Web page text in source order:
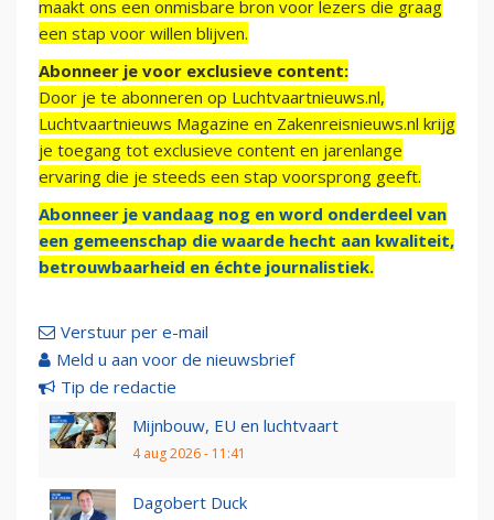
maakt ons een onmisbare bron voor lezers die graag
een stap voor willen blijven.
Abonneer je voor exclusieve content:
Door je te abonneren op Luchtvaartnieuws.nl,
Luchtvaartnieuws Magazine en Zakenreisnieuws.nl krijg
je toegang tot exclusieve content en jarenlange
ervaring die je steeds een stap voorsprong geeft.
Abonneer je vandaag nog en word onderdeel van
een gemeenschap die waarde hecht aan kwaliteit,
betrouwbaarheid en échte journalistiek.
Verstuur per e-mail
Meld u aan voor de nieuwsbrief
Tip de redactie
Mijnbouw, EU en luchtvaart
4 aug 2026 - 11:41
Dagobert Duck